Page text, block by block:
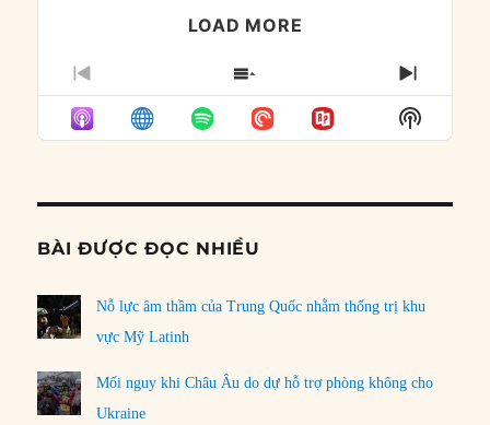
LOAD MORE
PREVIOUS
EPISODE
SHOW
EPISODES
LIST
NEXT
Show
Podcast
BÀI ĐƯỢC ĐỌC NHIỀU
Nỗ lực âm thầm của Trung Quốc nhằm thống trị khu
vực Mỹ Latinh
Mối nguy khi Châu Âu do dự hỗ trợ phòng không cho
Ukraine